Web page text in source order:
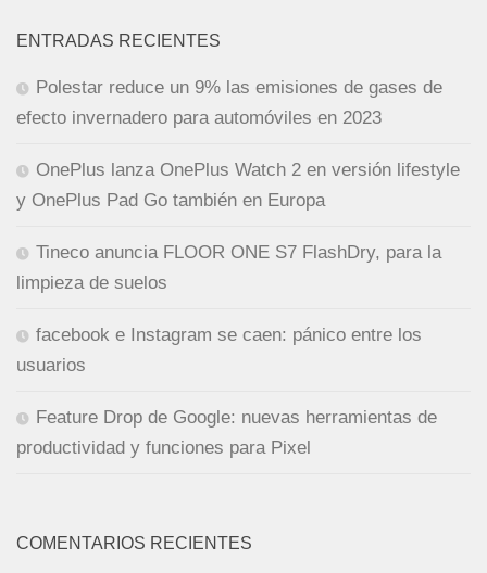
ENTRADAS RECIENTES
Polestar reduce un 9% las emisiones de gases de
efecto invernadero para automóviles en 2023
OnePlus lanza OnePlus Watch 2 en versión lifestyle
y OnePlus Pad Go también en Europa
Tineco anuncia FLOOR ONE S7 FlashDry, para la
limpieza de suelos
facebook e Instagram se caen: pánico entre los
usuarios
Feature Drop de Google: nuevas herramientas de
productividad y funciones para Pixel
COMENTARIOS RECIENTES